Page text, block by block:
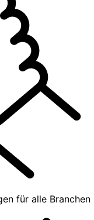
für alle Branchen​